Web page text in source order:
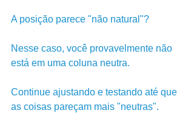
A posição parece "não natural"?
Nesse caso, você provavelmente não
está em uma coluna neutra.
Continue ajustando e testando até que
as coisas pareçam mais "neutras".